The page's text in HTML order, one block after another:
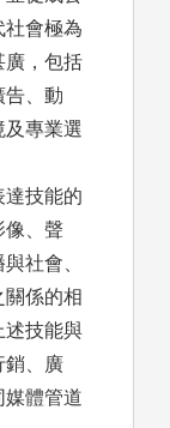
社會極為
廣，包括
告、動
及專業選
達技能的
像、聲
社會、
係的相
述技能與
銷、廣
媒體管道